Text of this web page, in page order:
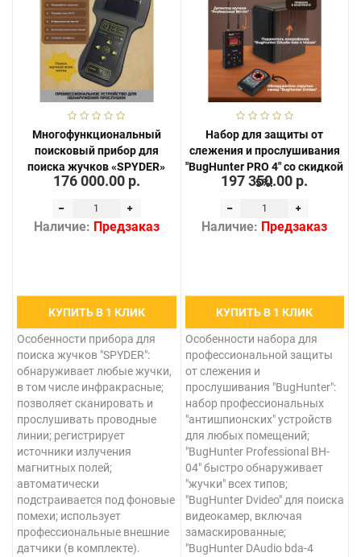
Многофункциональный
поисковый прибор для
поиска жучков «SPYDER»
176 000.00 р.
Наличие: Предзаказ
КУПИТЬ В 1 КЛИК
Особенности прибора для
поиска жучков "SPYDER":
обнаруживает любые жучки,
в том числе инфракрасные;
позволяет сканировать и
прослушивать проводные
линии; регистрирует
источники излучения
магнитных полей;
автоматически
подстраивается под фоновые
помехи; использует
профессиональные внешние
датчики (в комплекте).
Набор для защиты от
слежения и прослушивания
"BugHunter PRO 4" со скидкой
5%!
197 350.00 р.
Наличие: Предзаказ
КУПИТЬ В 1 КЛИК
Особенности набора для
профессиональной защиты
от слежения и
прослушивания "BugHunter":
набор профессиональных
"антишпионских" устройств
для любых помещений;
"BugHunter Professional BH-
04" быстро обнаруживает
"жучки" всех типов;
"BugHunter Dvideo" для поиска
видеокамер, включая
замаскированные;
"BugHunter DAudio bda-4